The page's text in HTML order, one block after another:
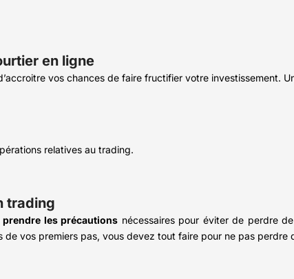
en ligne
vos chances de faire fructifier votre investissement.
relatives au trading.
trading
prendre les précautions nécessaires pour éviter de perdre
vos premiers pas, vous devez tout faire pour ne pas perdre